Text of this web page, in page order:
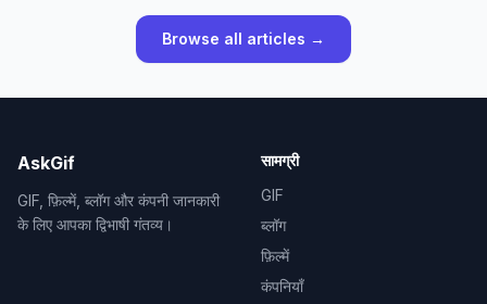
Browse all articles →
AskGif
GIF, फ़िल्में, ब्लॉग और कंपनी जानकारी
के लिए आपका द्विभाषी गंतव्य।
सामग्री
GIF
ब्लॉग
फ़िल्में
कंपनियाँ